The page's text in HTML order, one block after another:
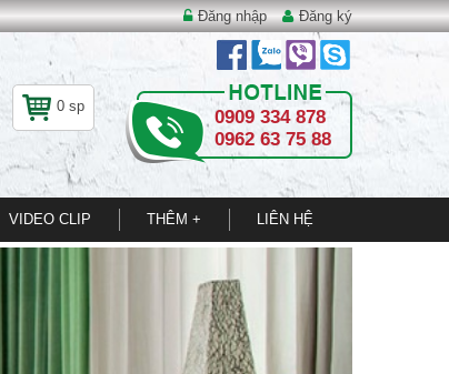
Đăng nhập Đăng ký
0 sp
0909 334 878
0962 63 75 88
VIDEO CLIP THÊM + LIÊN HỆ